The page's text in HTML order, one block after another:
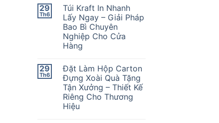
29
Th6
Túi Kraft In Nhanh
Lấy Ngay – Giải Pháp
Bao Bì Chuyên
Nghiệp Cho Cửa
Hàng
29
Th6
Đặt Làm Hộp Carton
Đựng Xoài Quà Tặng
Tận Xưởng – Thiết Kế
Riêng Cho Thương
Hiệu